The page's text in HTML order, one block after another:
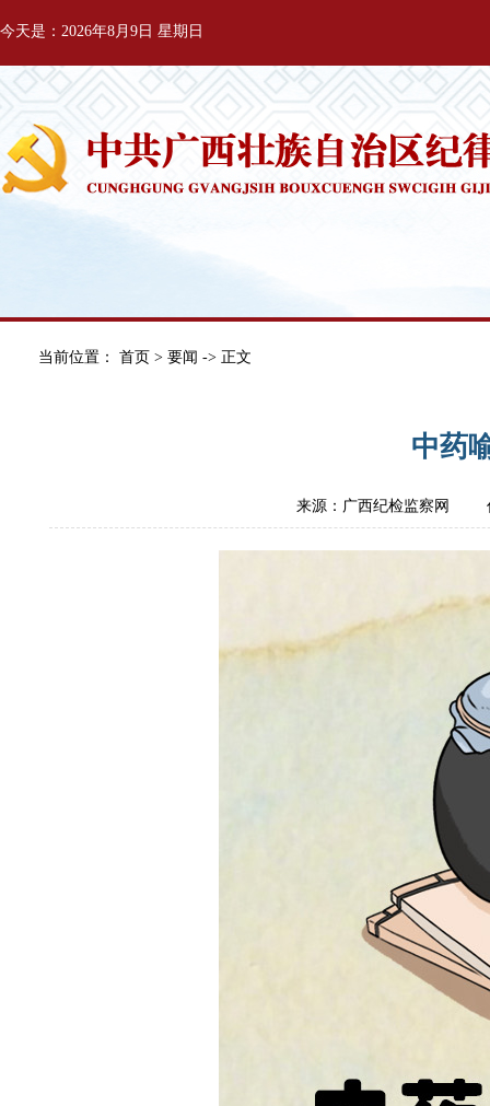
今天是：2026年8月9日 星期日
当前位置： 首页 > 要闻 -> 正文
中药
来源：广西纪检监察网